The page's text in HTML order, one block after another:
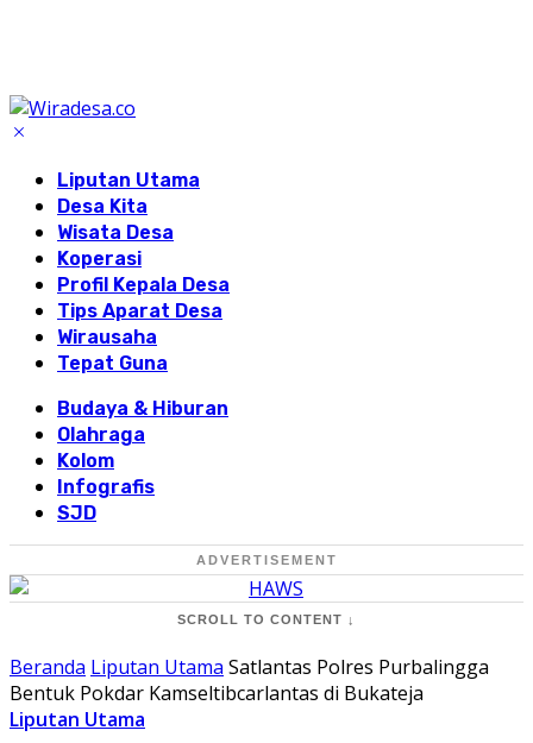
Liputan Utama
Desa Kita
Wisata Desa
Koperasi
Profil Kepala Desa
Tips Aparat Desa
Wirausaha
Tepat Guna
Budaya & Hiburan
Olahraga
Kolom
Infografis
SJD
ADVERTISEMENT
SCROLL TO CONTENT ↓
Beranda Liputan Utama Satlantas Polres Purbalingga
Bentuk Pokdar Kamseltibcarlantas di Bukateja
Liputan Utama